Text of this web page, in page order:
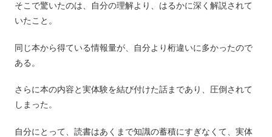
そこで驚いたのは、自分の理解より、はるかに深く解説されて
いたこと。
同じ本から得ている情報量が、自分より桁違いに多かったので
ある。
さらに本の内容と実体験を結び付けた話まであり、圧倒されて
しまった。
自分にとって、読書はあくまで知識の蓄積にすぎなくて、実体